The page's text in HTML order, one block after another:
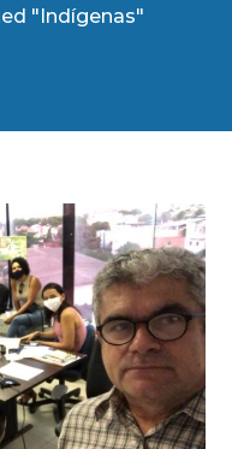
"Indígenas"